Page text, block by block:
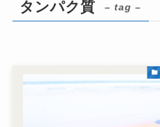
タンパク質 – tag –